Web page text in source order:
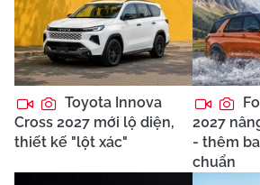
Toyota Innova
Cross 2027 mới lộ diện,
thiết kế "lột xác"
2027
- thêm
chuẩn